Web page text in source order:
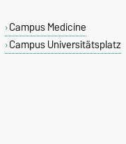
Campus Medicine
Campus Universitätsplatz